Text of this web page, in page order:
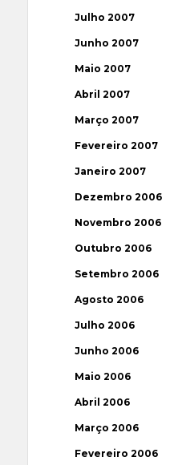
Julho 2007
Junho 2007
Maio 2007
Abril 2007
Março 2007
Fevereiro 2007
Janeiro 2007
Dezembro 2006
Novembro 2006
Outubro 2006
Setembro 2006
Agosto 2006
Julho 2006
Junho 2006
Maio 2006
Abril 2006
Março 2006
Fevereiro 2006